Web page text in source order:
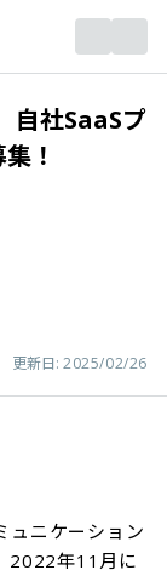
自社SaaSプ
！
更新日: 2025/02/26
ュニケーション
2022年11月に